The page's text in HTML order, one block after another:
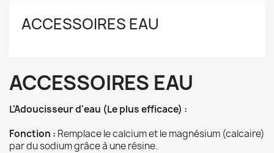
ACCESSOIRES EAU
ACCESSOIRES EAU
L'Adoucisseur d'eau (Le plus efficace) :
Fonction : Remplace le calcium et le magnésium (calcaire)
par du sodium grâce à une résine.